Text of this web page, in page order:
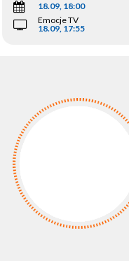
18.09, 18:00
Emocje TV
18.09, 17:55